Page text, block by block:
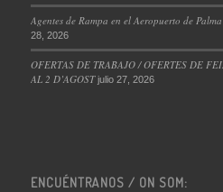
Agentes de Rampa en el Aeropuerto de
28, 2026
OFERTAS DE TRABAJO / OFERTES DE
AL 2 D’AGOST julio 27, 2026
ENCUÉNTRANOS / ON SOM: